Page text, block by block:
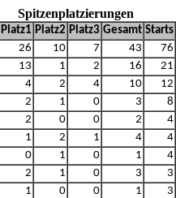
Spitzenplatzierungen
Platz1 Platz2 Platz3 Gesamt Starts
26 10 7 43 76
13 1 2 16 21
4 2 4 10 12
2 1 0 3 8
2 0 0 2 4
1 2 1 4 4
0 1 0 1 4
2 1 0 3 3
1 0 0 1 3